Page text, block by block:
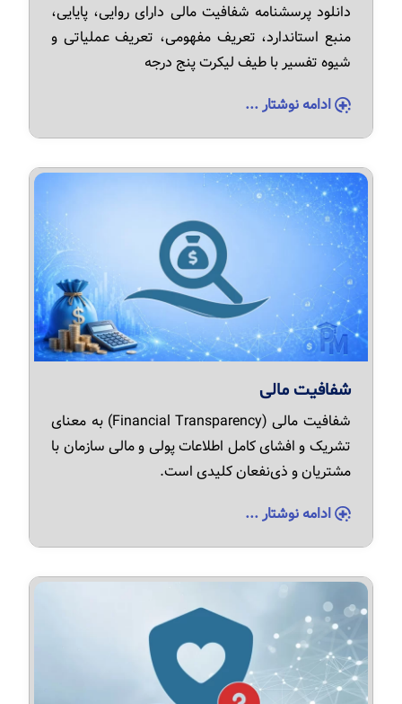
دانلود پرسشنامه شفافیت مالی دارای روایی، پایایی،
منبع استاندارد، تعریف مفهومی، تعریف عملیاتی و
شیوه تفسیر با طیف لیکرت پنج درجه
ادامه نوشتار ...
شفافیت مالی
شفافیت مالی (Financial Transparency) به معنای
تشریک و افشای کامل اطلاعات پولی و مالی سازمان با
مشتریان و ذی‌نفعان کلیدی است.
ادامه نوشتار ...